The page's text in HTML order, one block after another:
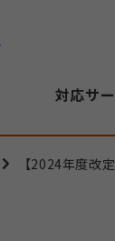
対応サ
【2024年度改